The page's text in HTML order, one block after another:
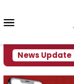
konten
News Update
Rumah